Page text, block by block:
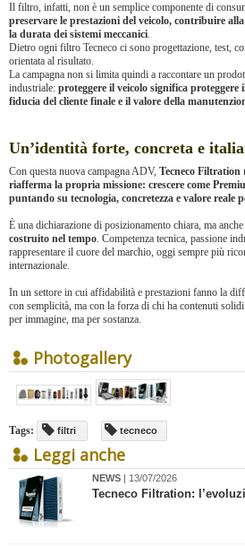
Il filtro, infatti, non è un semplice componente di
preservare le prestazioni del veicolo, contribuire
la durata dei sistemi meccanici.
Dietro ogni filtro Tecneco ci sono progettazione, test,
orientata al risultato.
La campagna non si limita quindi a raccontare un
industriale: proteggere il veicolo significa
fiducia del cliente finale e il valore della
Un’identità forte, concreta e
Con questa nuova campagna ADV, Tecneco
riafferma la propria missione: crescere come
puntando su tecnologia, concretezza e valore reale
È una dichiarazione di posizionamento chiara, ma anche
costruito nel tempo. Competenza tecnica, passione
rappresentare il cuore del marchio, oggi sempre più
internazionale.
In un settore in cui affidabilità e prestazioni fanno la
con semplicità, ma con la forza di chi ha contenuti
per immagine, ma per sostanza.
Photogallery
Tags: filtri tecneco
Leggi anche
NEWS | 13/07/2026
​Tecneco Filtration: